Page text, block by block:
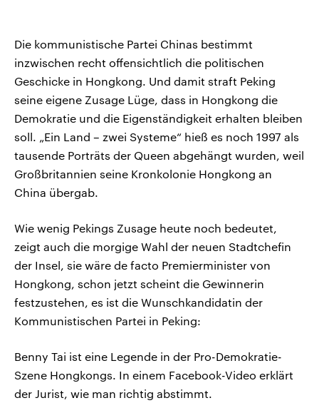
Die kommunistische Partei Chinas bestimmt
inzwischen recht offensichtlich die politischen
Geschicke in Hongkong. Und damit straft Peking
seine eigene Zusage Lüge, dass in Hongkong die
Demokratie und die Eigenständigkeit erhalten bleiben
soll. „Ein Land – zwei Systeme“ hieß es noch 1997 als
tausende Porträts der Queen abgehängt wurden, weil
Großbritannien seine Kronkolonie Hongkong an
China übergab.
Wie wenig Pekings Zusage heute noch bedeutet,
zeigt auch die morgige Wahl der neuen Stadtchefin
der Insel, sie wäre de facto Premierminister von
Hongkong, schon jetzt scheint die Gewinnerin
festzustehen, es ist die Wunschkandidatin der
Kommunistischen Partei in Peking:
Benny Tai ist eine Legende in der Pro-Demokratie-
Szene Hongkongs. In einem Facebook-Video erklärt
der Jurist, wie man richtig abstimmt.